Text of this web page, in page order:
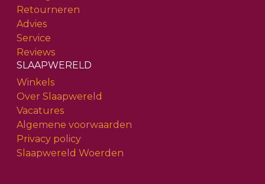
Retourneren
Advies
Service
Reviews
SLAAPWERELD
Winkels
Over Slaapwereld
Vacatures
Algemene voorwaarden
Privacy policy
Slaapwereld Woerden